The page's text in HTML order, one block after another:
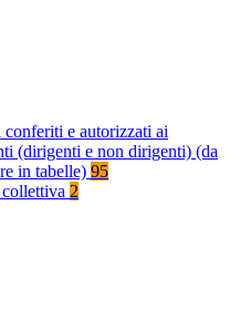
e autorizzati ai
(dirigenti e non dirigenti) (da
in tabelle) 95
2